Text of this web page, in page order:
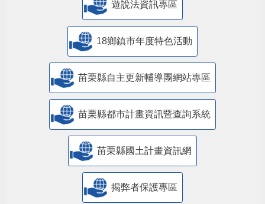
遊說法資訊專區
18鄉鎮市年度特色活動
苗栗縣自主更新輔導團網站專區
苗栗縣都市計畫資訊暨查詢系統
苗栗縣國土計畫資訊網
揭弊者保護專區